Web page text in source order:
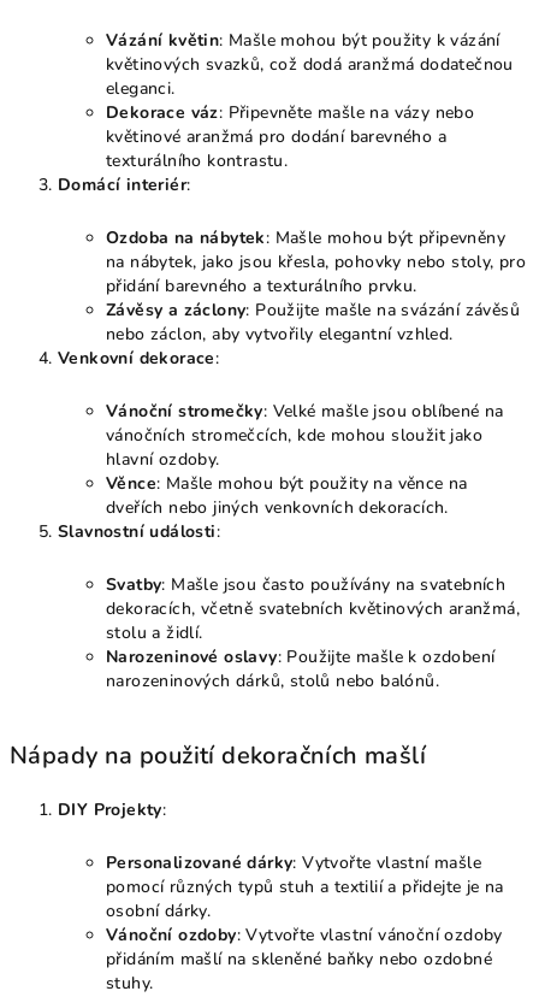
Vázání květin: Mašle mohou být použity k vázání
květinových svazků, což dodá aranžmá dodatečnou
eleganci.
Dekorace váz: Připevněte mašle na vázy nebo
květinové aranžmá pro dodání barevného a
texturálního kontrastu.
Domácí interiér:
Ozdoba na nábytek: Mašle mohou být připevněny
na nábytek, jako jsou křesla, pohovky nebo stoly, pro
přidání barevného a texturálního prvku.
Závěsy a záclony: Použijte mašle na svázání závěsů
nebo záclon, aby vytvořily elegantní vzhled.
Venkovní dekorace:
Vánoční stromečky: Velké mašle jsou oblíbené na
vánočních stromečcích, kde mohou sloužit jako
hlavní ozdoby.
Věnce: Mašle mohou být použity na věnce na
dveřích nebo jiných venkovních dekoracích.
Slavnostní události:
Svatby: Mašle jsou často používány na svatebních
dekoracích, včetně svatebních květinových aranžmá,
stolu a židlí.
Narozeninové oslavy: Použijte mašle k ozdobení
narozeninových dárků, stolů nebo balónů.
Nápady na použití dekoračních mašlí
DIY Projekty:
Personalizované dárky: Vytvořte vlastní mašle
pomocí různých typů stuh a textilií a přidejte je na
osobní dárky.
Vánoční ozdoby: Vytvořte vlastní vánoční ozdoby
přidáním mašlí na skleněné baňky nebo ozdobné
stuhy.